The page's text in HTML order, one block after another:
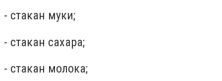
- стакан муки;
- стакан сахара;
- стакан молока;